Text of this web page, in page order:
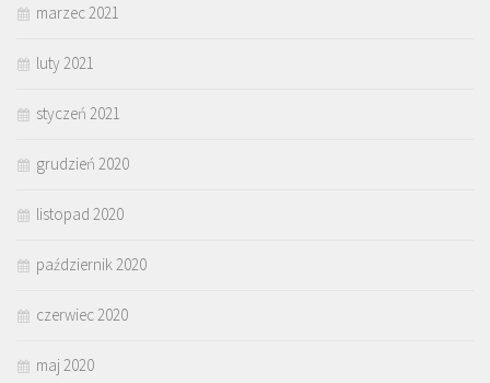
marzec 2021
luty 2021
styczeń 2021
grudzień 2020
listopad 2020
październik 2020
czerwiec 2020
maj 2020